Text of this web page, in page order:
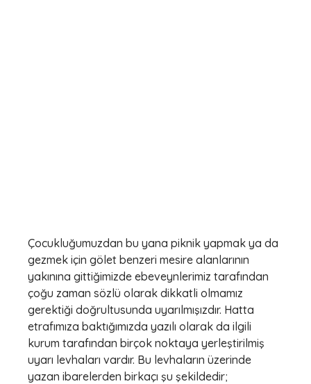
Çocukluğumuzdan bu yana piknik yapmak ya da
gezmek için gölet benzeri mesire alanlarının
yakınına gittiğimizde ebeveynlerimiz tarafından
çoğu zaman sözlü olarak dikkatli olmamız
gerektiği doğrultusunda uyarılmışızdır. Hatta
etrafımıza baktığımızda yazılı olarak da ilgili
kurum tarafından birçok noktaya yerleştirilmiş
uyarı levhaları vardır. Bu levhaların üzerinde
yazan ibarelerden birkaçı şu şekildedir;